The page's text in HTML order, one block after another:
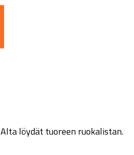
Alta löydät tuoreen ruokalistan.